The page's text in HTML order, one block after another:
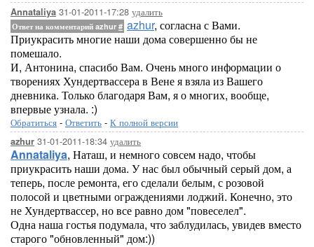
Annataliya 31-01-2011-17:28 удалить
Ответ на комментарий azhur # azhur, согласна с Вами.
Приукрасить многие наши дома совершенно бы не
помешало.
И, Антонина, спасибо Вам. Очень много информации о
творениях Хундертвассера в Вене я взяла из Вашего
дневника. Только благодаря Вам, я о многих, вообще,
впервые узнала. :)
Обратиться - Ответить - К полной версии
azhur 31-01-2011-18:34 удалить
Annataliya, Наташ, и немного совсем надо, чтобы
приукрасить наши дома. У нас был обычный серый дом, а
теперь, после ремонта, его сделали белым, с розовой
полосой и цветными ограждениями лоджий. Конечно, это
не Хундертвассер, но все равно дом "повеселел".
Одна наша гостья подумала, что заблудилась, увидев вместо
старого "обновленный" дом:))